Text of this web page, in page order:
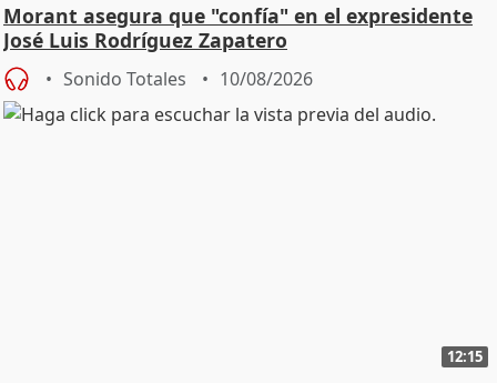
Morant asegura que "confía" en el expresidente
José Luis Rodríguez Zapatero
Sonido Totales 10/08/2026
12:15